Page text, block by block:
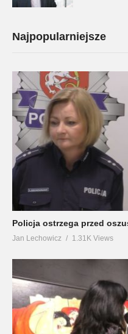
Najpopularniejsze
Policja ostrzega przed
Jan Lechowicz 1.31K Views